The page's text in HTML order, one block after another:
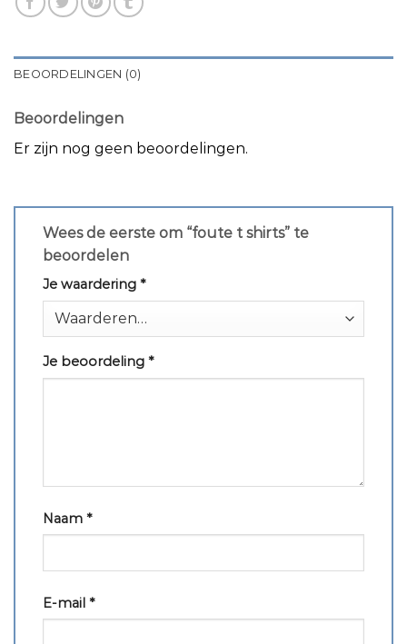
BEOORDELINGEN (0)
Beoordelingen
Er zijn nog geen beoordelingen.
Wees de eerste om “foute t shirts” te
beoordelen
Je waardering *
Je beoordeling *
Naam *
E-mail *